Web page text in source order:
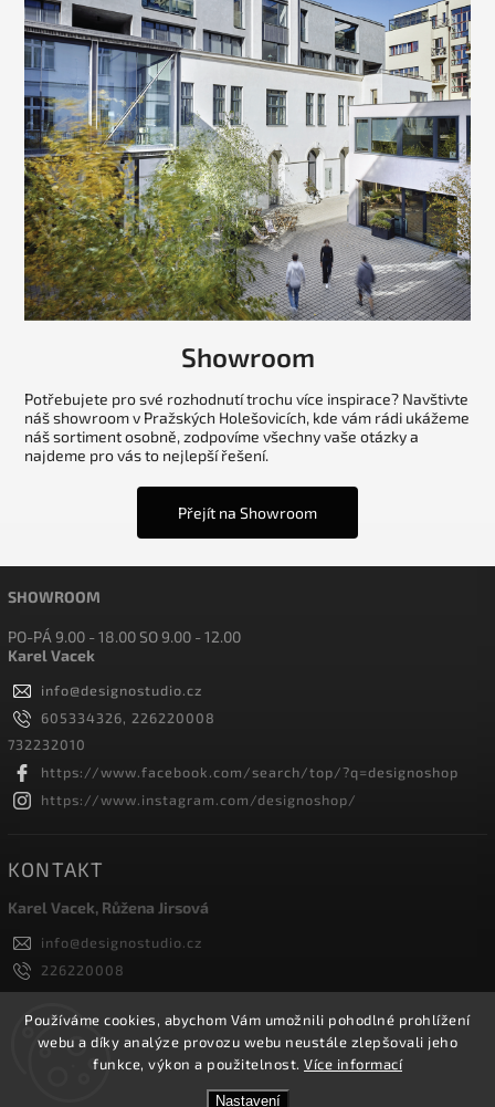
Používáme cookies, abychom Vám umožnili pohodlné prohlížení
webu a díky analýze provozu webu neustále zlepšovali jeho
funkce, výkon a použitelnost. Více informací
Nastavení
Showroom
Potřebujete pro své rozhodnutí trochu více inspirace? Navštivte
náš showroom v Pražských Holešovicích, kde vám rádi ukážeme
náš sortiment osobně, zodpovíme všechny vaše otázky a
najdeme pro vás to nejlepší řešení.
Přejít na Showroom
SHOWROOM
PO-PÁ 9.00 - 18.00 SO 9.00 - 12.00
Karel Vacek
info@designostudio.cz
605334326, 226220008
732232010
https://www.facebook.com/search/top/?q=designoshop
https://www.instagram.com/designoshop/
KONTAKT
Karel Vacek, Růžena Jirsová
info@designostudio.cz
226220008
605334326, 732232010
Designoshop
designoshop